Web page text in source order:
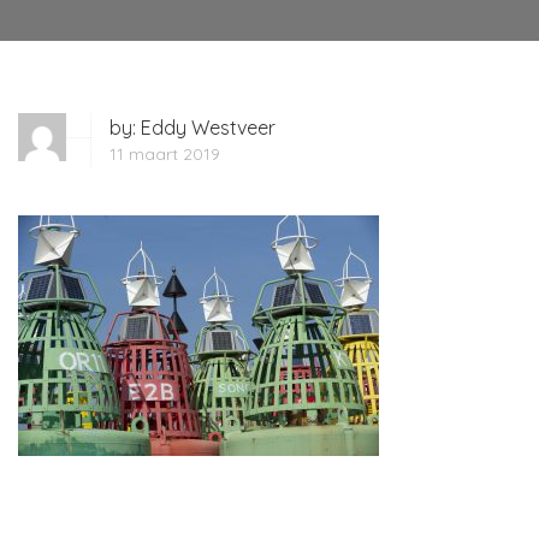
by: Eddy Westveer
11 maart 2019